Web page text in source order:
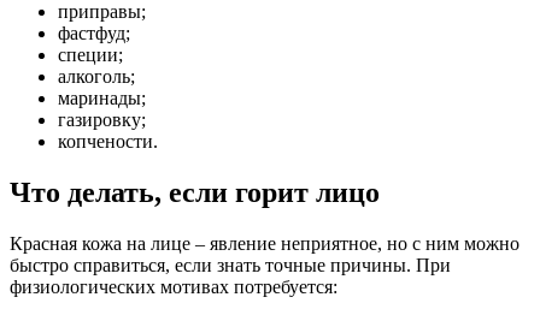
приправы;
фастфуд;
специи;
алкоголь;
маринады;
газировку;
копчености.
Что делать, если горит лицо
Красная кожа на лице – явление неприятное, но с ним можно
быстро справиться, если знать точные причины. При
физиологических мотивах потребуется: